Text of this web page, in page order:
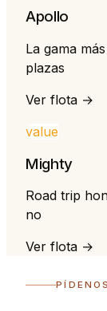
Apollo
La gama
plazas
Ver flota →
value
Mighty
Road trip
no
Ver flota →